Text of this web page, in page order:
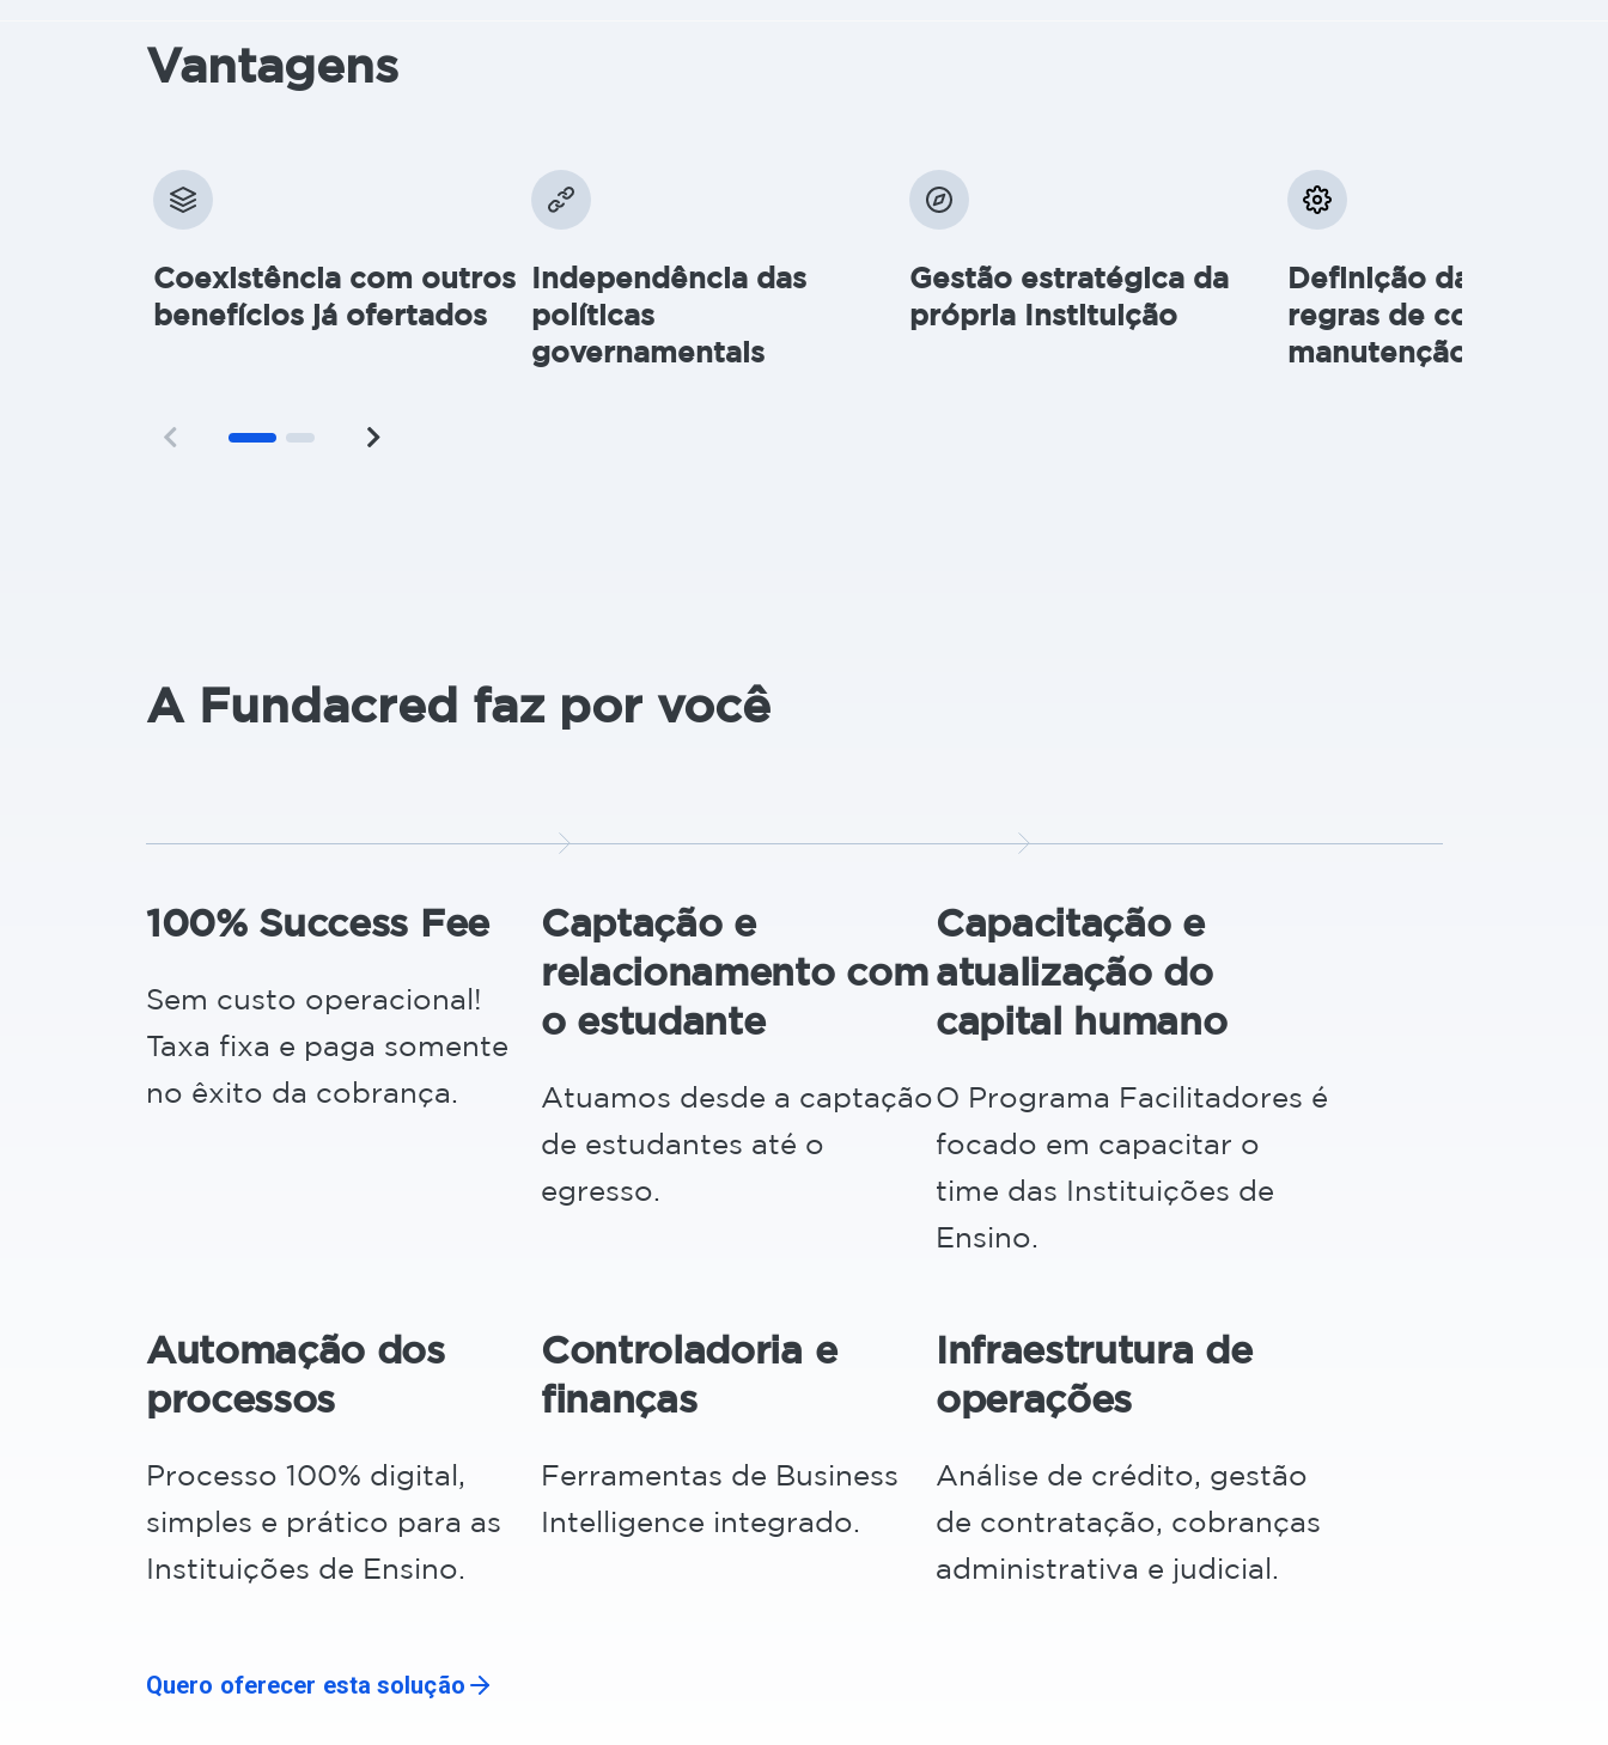
Vantagens
Coexistência com outros
benefícios já ofertados
Independência das
políticas
governamentais
Gestão estratégica da
própria Instituição
Definição das
regras de concessão
manutenção do
A Fundacred faz por você
100% Success Fee
Sem custo operacional!
Taxa fixa e paga somente
no êxito da cobrança.
Captação e
relacionamento com
o estudante
Atuamos desde a captação
de estudantes até o
egresso.
Capacitação e
atualização do
capital humano
O Programa Facilitadores é
focado em capacitar o
time das Instituições de
Ensino.
Automação dos
processos
Processo 100% digital,
simples e prático para as
Instituições de Ensino.
Controladoria e
finanças
Ferramentas de Business
Intelligence integrado.
Infraestrutura de
operações
Análise de crédito, gestão
de contratação, cobranças
administrativa e judicial.
Quero oferecer esta solução